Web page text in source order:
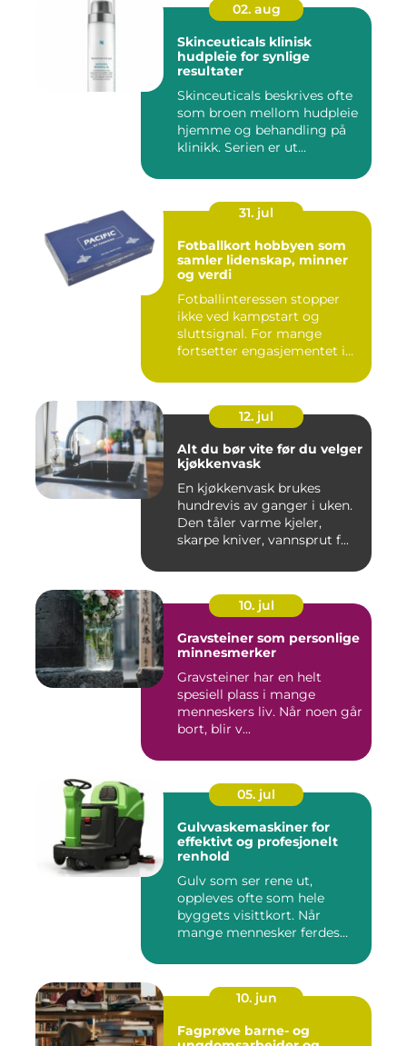
02. aug
Skinceuticals klinisk
hudpleie for synlige
resultater
Skinceuticals beskrives ofte
som broen mellom hudpleie
hjemme og behandling på
klinikk. Serien er ut...
31. jul
Fotballkort hobbyen som
samler lidenskap, minner
og verdi
Fotballinteressen stopper
ikke ved kampstart og
sluttsignal. For mange
fortsetter engasjementet i
12. jul
Alt du bør vite før du velger
kjøkkenvask
En kjøkkenvask brukes
hundrevis av ganger i uken.
Den tåler varme kjeler,
skarpe kniver, vannsprut f...
10. jul
Gravsteiner som personlige
minnesmerker
Gravsteiner har en helt
spesiell plass i mange
menneskers liv. Når noen går
bort, blir v...
05. jul
Gulvvaskemaskiner for
effektivt og profesjonelt
renhold
Gulv som ser rene ut,
oppleves ofte som hele
byggets visittkort. Når
mange mennesker ferdes
10. jun
Fagprøve barne- og